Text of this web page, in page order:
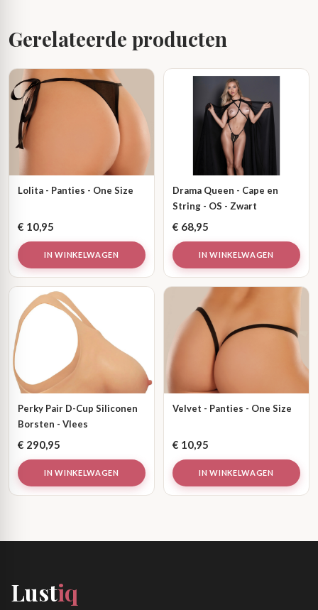
Gerelateerde producten
Lolita - Panties - One Size
€ 10,95
IN WINKELWAGEN
Drama Queen - Cape en
String - OS - Zwart
€ 68,95
IN WINKELWAGEN
Perky Pair D-Cup Siliconen
Borsten - Vlees
€ 290,95
IN WINKELWAGEN
Velvet - Panties - One Size
€ 10,95
IN WINKELWAGEN
Lustiq